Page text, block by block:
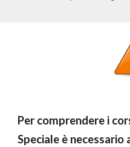
Per comprendere i
Speciale è necessario